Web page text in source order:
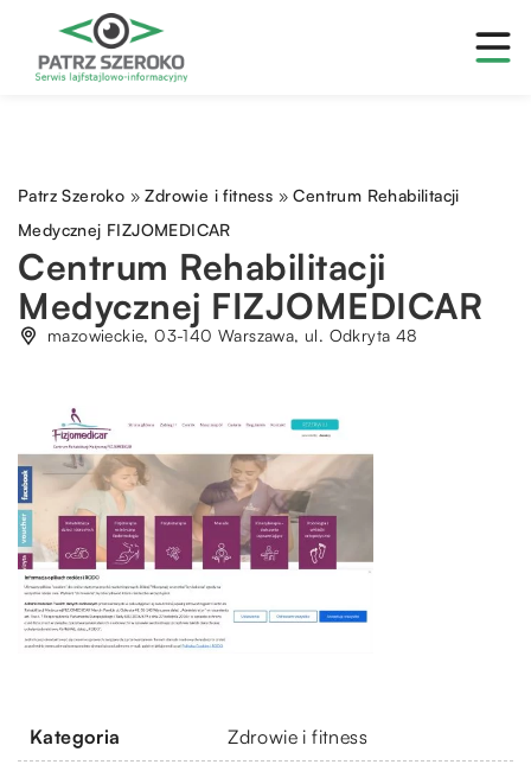
Patrz Szeroko »Zdrowie i fitness »Centrum Rehabilitacji
Medycznej FIZJOMEDICAR
Centrum Rehabilitacji
Medycznej FIZJOMEDICAR
mazowieckie, 03-140 Warszawa, ul. Odkryta 48
Kategoria Zdrowie i fitness